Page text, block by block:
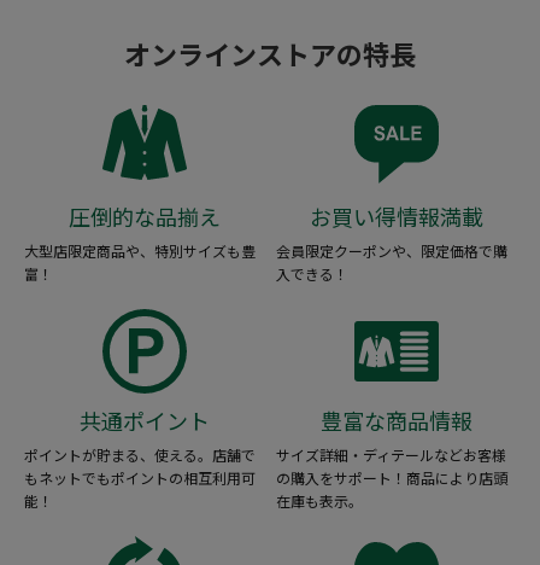
オンラインストアの特長
圧倒的な品揃え
大型店限定商品や、特別サイズも豊
富！
お買い得情報満載
会員限定クーポンや、限定価格で購
入できる！
共通ポイント
ポイントが貯まる、使える。店舗で
もネットでもポイントの相互利用可
能！
豊富な商品情報
サイズ詳細・ディテールなどお客様
の購入をサポート！商品により店頭
在庫も表示。